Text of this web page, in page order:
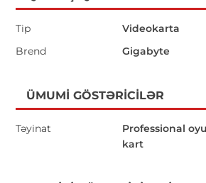
Tip
Videokarta
Brend
Gigabyte
ÜMUMI GÖSTƏRICILƏR
Təyinat
Professional
kart